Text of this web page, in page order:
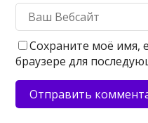
Сохраните моё имя,
браузере для